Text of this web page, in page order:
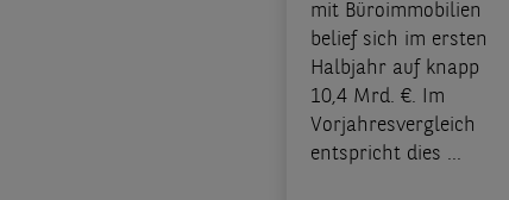
mit Büroimmobilien
belief sich im ersten
Halbjahr auf knapp
10,4 Mrd. €. Im
Vorjahresvergleich
entspricht dies ...